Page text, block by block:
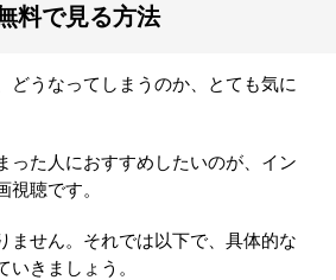
料で見る方法
どうなってしまうのか、とても気に
った人におすすめしたいのが、イン
視聴です。
ません。それでは以下で、具体的な
いきましょう。